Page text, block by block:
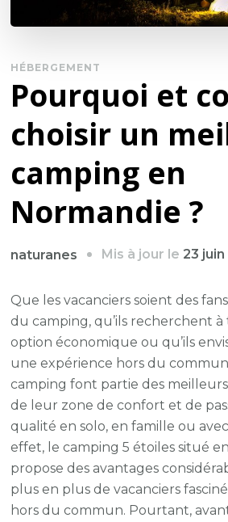
HÉBERGEMENT
Pourquoi et
choisir un
camping en
Normandie ?
naturanes Mis à jour le23
Que les vacanciers soient des
du camping, qu’ils recherchent à
option économique ou qu’ils
une expérience hors du
camping font partie des
de leur zone de confort et de
qualité en solo, en famille ou
effet, le camping 5 étoiles situé
propose des avantages
plus en plus de vacanciers
hors du commun. Pourtant,